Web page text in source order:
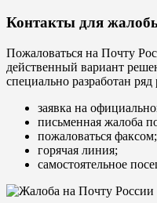
Контакты для
Пожаловаться на Почту
действенный вариант
специально разработан
заявка на
письменная жалоба
пожаловаться факсом;
горячая линия;
самостоятельное